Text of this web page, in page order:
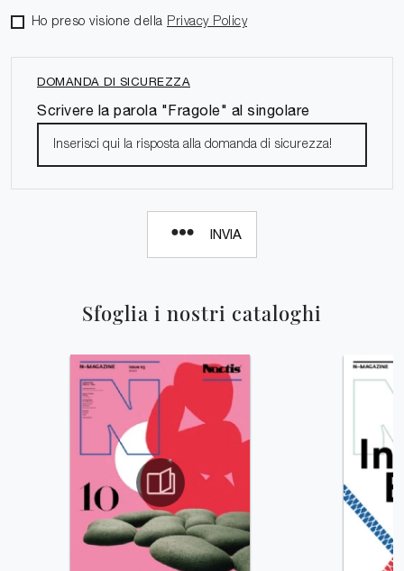
Sfoglia i nostri cataloghi
Ho preso visione della Privacy Policy
DOMANDA DI SICUREZZA
Scrivere la parola "Fragole" al singolare
INVIA